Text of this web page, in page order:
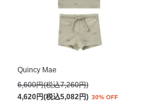
Quincy Mae
6,600円(税込7,260円)
4,620円(税込5,082円) 30% OFF